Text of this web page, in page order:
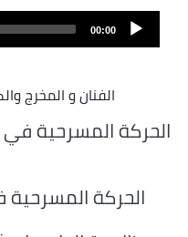
00:00
الفنان و المخرج
الحركة المسرحية في
الحركة المسرحية